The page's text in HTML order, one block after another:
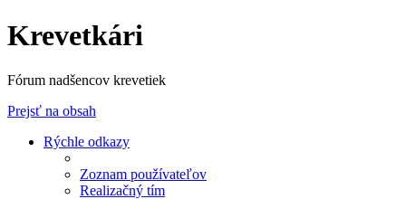
Krevetkári
Fórum nadšencov krevetiek
Prejsť na obsah
Rýchle odkazy
Zoznam používateľov
Realizačný tím